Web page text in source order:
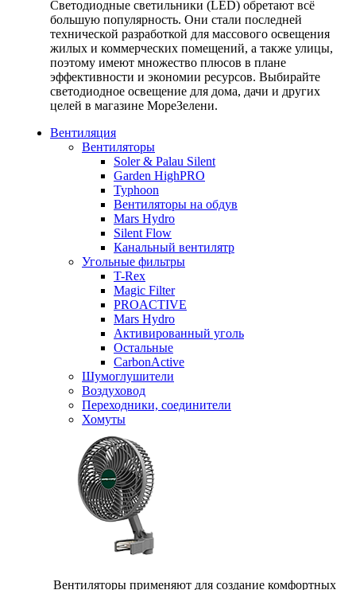
Светодиодные светильники (LED) обретают всё
большую популярность. Они стали последней
технической разработкой для массового освещения
жилых и коммерческих помещений, а также улицы,
поэтому имеют множество плюсов в плане
эффективности и экономии ресурсов. Выбирайте
светодиодное освещение для дома, дачи и других
целей в магазине МореЗелени.
Вентиляция
Вентиляторы
Soler & Palau Silent
Garden HighPRO
Typhoon
Вентиляторы на обдув
Mars Hydro
Silent Flow
Канальный вентилятр
Угольные фильтры
T-Rex
Magic Filter
PROACTIVE
Mars Hydro
Активированный уголь
Остальные
CarbonActive
Шумоглушители
Воздуховод
Переходники, соединители
Хомуты
Вентиляторы применяют для создание комфортных